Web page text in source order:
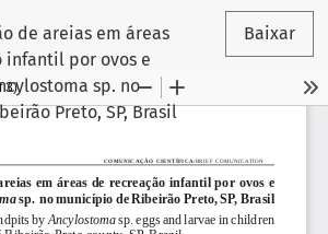
do Artigo
de areias em áreas
infantil por ovos e
sp. no
Preto, SP, Brasil
Baixar